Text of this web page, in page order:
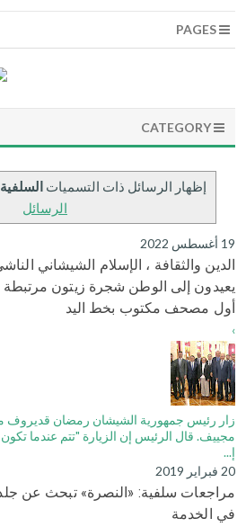
CATEGORY
‏إظهار الرسائل ذات التسميات
الرسائل
19 أغسطس 2022
الدين والثقافة ، الإسلام الشيشاني
يعيدون إلى الوطن شجرة زيتون
أول مصحف مكتوب بخط اليد
›
زار رئيس جمهورية الشيشان رمضان قديروف
مجييف. قال الرئيس إن الزيارة "تتم عندما
إ...
20 فبراير 2019
مراجعات سلفية: «النصرة» تبحث عن
في الخدمة